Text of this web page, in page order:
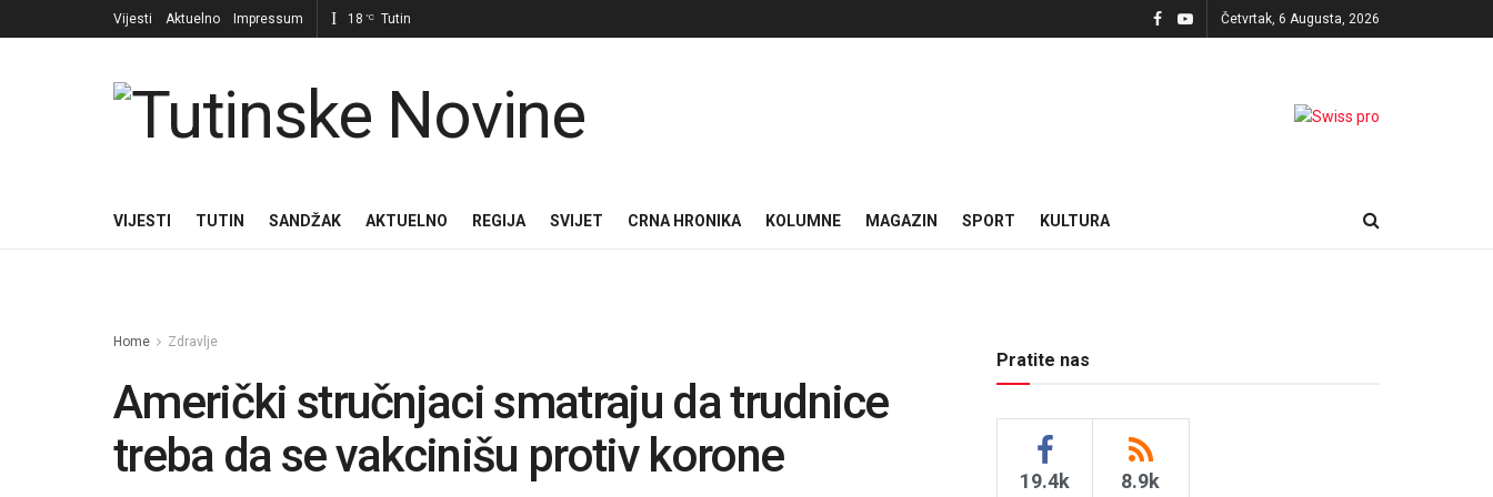
Vijesti Aktuelno Impressum 18 °C Tutin Četvrtak, 6 Augusta, 2026
VIJESTI TUTIN SANDŽAK AKTUELNO REGIJA SVIJET CRNA HRONIKA KOLUMNE MAGAZIN SPORT KULTURA
Home Zdravlje
Američki stručnjaci smatraju da trudnice
treba da se vakcinišu protiv korone
Pratite nas
19.4k 8.9k